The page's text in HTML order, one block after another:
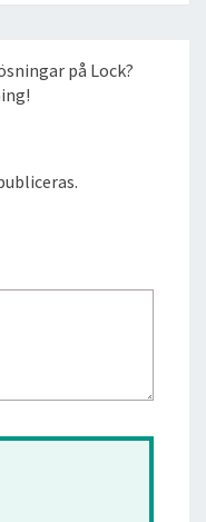
på Lock?